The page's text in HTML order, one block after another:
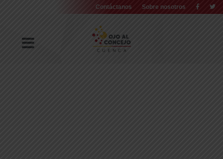
Contáctanos Sobre nosotros